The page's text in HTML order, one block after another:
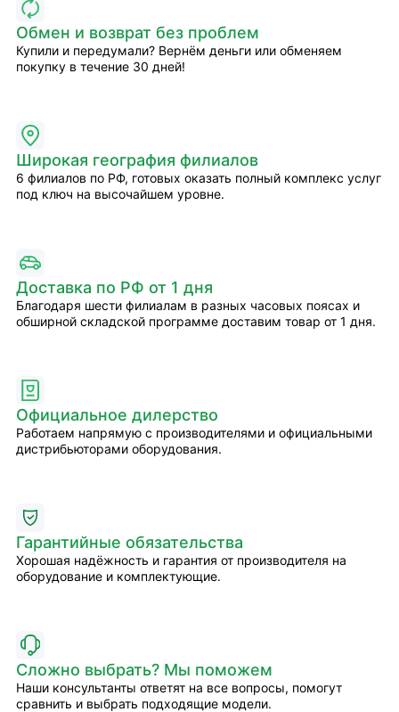
Обмен и возврат без проблем
Купили и передумали? Вернём деньги или обменяем
покупку в течение 30 дней!
Широкая география филиалов
6 филиалов по РФ, готовых оказать полный комплекс услуг
под ключ на высочайшем уровне.
Доставка по РФ от 1 дня
Благодаря шести филиалам в разных часовых поясах и
обширной складской программе доставим товар от 1 дня.
Официальное дилерство
Работаем напрямую с производителями и официальными
дистрибьюторами оборудования.
Гарантийные обязательства
Хорошая надёжность и гарантия от производителя на
оборудование и комплектующие.
Сложно выбрать? Мы поможем
Наши консультанты ответят на все вопросы, помогут
сравнить и выбрать подходящие модели.